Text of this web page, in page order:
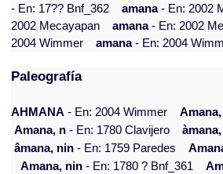
- En: 17?? Bnf_362
amana- En: 2002
2002 Mecayapan
amana- En: 2002
2004 Wimmer
amana- En: 2004
Paleografía
AHMANA - En: 2004 Wimmer
Amana, n - En: 1780 Clavijero
âmana, nin - En: 1759 Paredes
Amana, nin - En: 1780 ? Bnf_361